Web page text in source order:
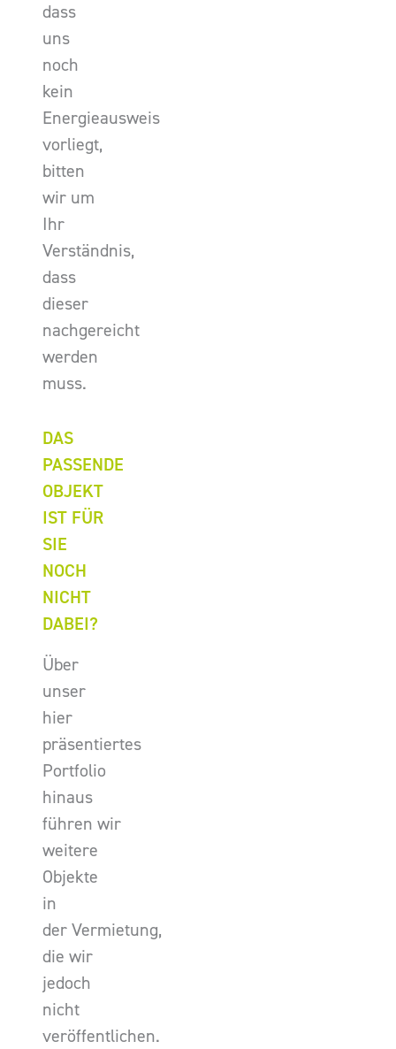
dass
uns
noch
kein
Energieausweis
vorliegt,
bitten
wir um
Ihr
Verständnis,
dass
dieser
nachgereicht
werden
muss.
DAS
PASSENDE
OBJEKT
IST FÜR
SIE
NOCH
NICHT
DABEI?
Über
unser
hier
präsentiertes
Portfolio
hinaus
führen wir
weitere
Objekte
in
der Vermietung,
die wir
jedoch
nicht
veröffentlichen.